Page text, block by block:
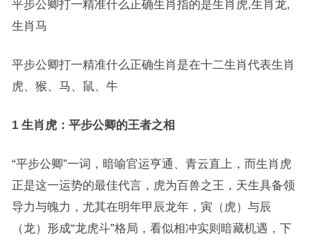
平步公卿打一精准什么正确生肖指的是生肖虎,生肖龙,
生肖马
平步公卿打一精准什么正确生肖是在十二生肖代表生肖
虎、猴、马、鼠、牛
1 生肖虎：平步公卿的王者之相
“平步公卿”一词，暗喻官运亨通、青云直上，而生肖虎
正是这一运势的最佳代言，虎为百兽之王，天生具备领
导力与魄力，尤其在明年甲辰龙年，寅（虎）与辰
（龙）形成“龙虎斗”格局，看似相冲实则暗藏机遇，下